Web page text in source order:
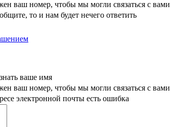
ваш номер, чтобы мы могли связаться с вами
то и нам будет нечего ответить
ваше имя
ваш номер, чтобы мы могли связаться с вами
электронной почты есть ошибка